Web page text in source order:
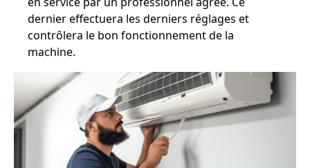
dernier effectuera les derniers réglages et
contrôlera le bon fonctionnement de la
machine.